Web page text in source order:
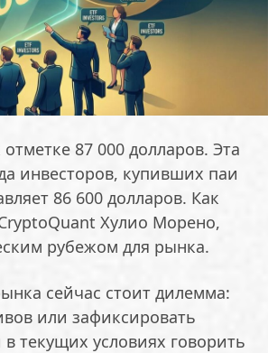
87 000 долларов. Эта
инвесторов, купивших паи
86 600 долларов. Как
Хулио Морено,
рубежом для рынка.
сейчас стоит дилемма:
или зафиксировать
текущих условиях говорить